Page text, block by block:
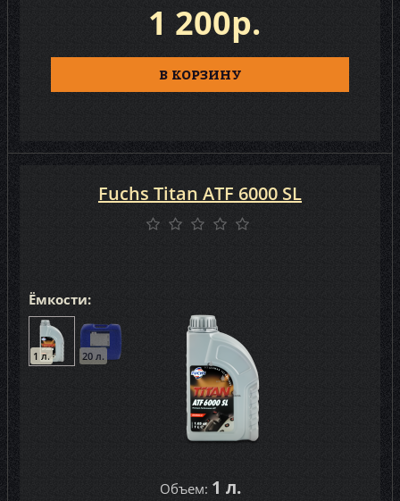
1 200р.
В КОРЗИНУ
Ёмкости:
1 л. 20 л.
Объем: 1 л.
Fuchs Titan ATF 6000 SL